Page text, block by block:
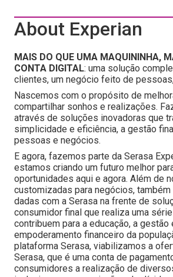
About Experian
MAIS DO QUE UMA MAQUININHA,
CONTA DIGITAL: uma solução
clientes, um negócio feito de
Nascemos com o propósito de
compartilhar sonhos e realizações.
através de soluções inovadoras que
simplicidade e eficiência, a gestão
pessoas e negócios.
E agora, fazemos parte da Serasa
estamos criando um futuro melhor
oportunidades aqui e agora. Além de
customizadas para negócios,
dadas com a Serasa na frente de
consumidor final que realiza uma
contribuem para a educação, a gestão
empoderamento financeiro da
plataforma Serasa, viabilizamos a
Serasa, que é uma conta de
consumidores a realização de